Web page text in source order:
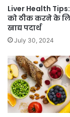
Liver Health
को ठीक करने के
खाद्य पदार्थ
July 30, 2024